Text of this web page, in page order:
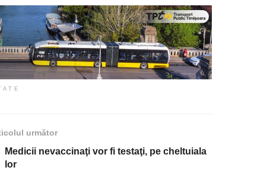
următor
Medicii nevaccinaţi vor fi testaţi, pe cheltuiala
lor